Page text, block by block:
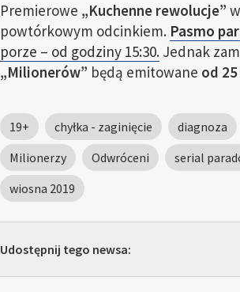
Premierowe „Kuchenne rewolucje”
powtórkowym odcinkiem. Pasmo
porze – od godziny 15:30.Jednak
„Milionerów” będą emitowane od
19+ chyłka - zaginięcie diagnoza
Milionerzy
Odwróceni serial
wiosna 2019
Udostępnij tego newsa: